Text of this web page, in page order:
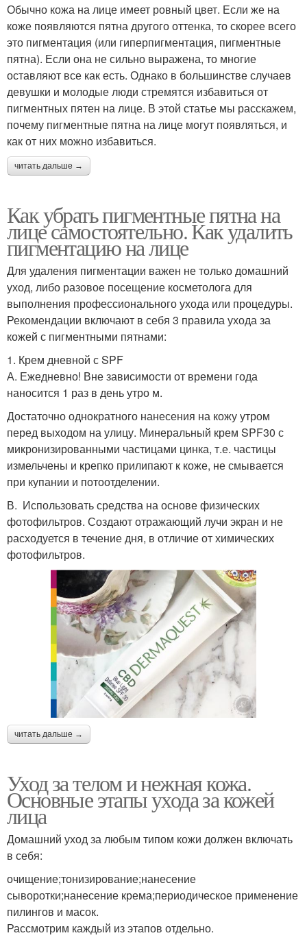
Обычно кожа на лице имеет ровный цвет. Если же на
коже появляются пятна другого оттенка, то скорее всего
это пигментация (или гиперпигментация, пигментные
пятна). Если она не сильно выражена, то многие
оставляют все как есть. Однако в большинстве случаев
девушки и молодые люди стремятся избавиться от
пигментных пятен на лице. В этой статье мы расскажем,
почему пигментные пятна на лице могут появляться, и
как от них можно избавиться.
читать дальше →
Как убрать пигментные пятна на
лице самостоятельно. Как удалить
пигментацию на лице
Для удаления пигментации важен не только домашний
уход, либо разовое посещение косметолога для
выполнения профессионального ухода или процедуры.
Рекомендации включают в себя 3 правила ухода за
кожей с пигментными пятнами:
1. Крем дневной с SPF
А. Ежедневно! Вне зависимости от времени года
наносится 1 раз в день утро м.
Достаточно однократного нанесения на кожу утром
перед выходом на улицу. Минеральный крем SPF30 с
микронизированными частицами цинка, т.е. частицы
измельчены и крепко прилипают к коже, не смывается
при купании и потоотделении.
В. Использовать средства на основе физических
фотофильтров. Создают отражающий лучи экран и не
расходуется в течение дня, в отличие от химических
фотофильтров.
читать дальше →
Уход за телом и нежная кожа.
Основные этапы ухода за кожей
лица
Домашний уход за любым типом кожи должен включать
в себя:
очищение;тонизирование;нанесение
сыворотки;нанесение крема;периодическое применение
пилингов и масок.
Рассмотрим каждый из этапов отдельно.